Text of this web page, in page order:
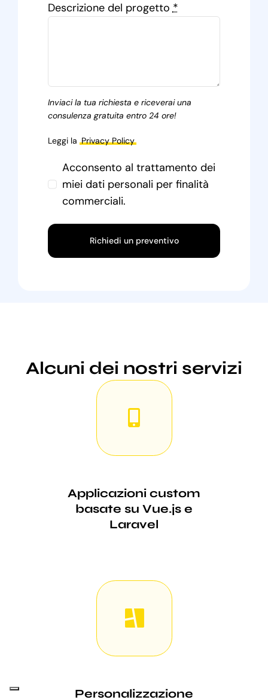
Descrizione del progetto*
Inviaci la tua richiesta e riceverai una
consulenza gratuita entro 24 ore!
Leggi la Privacy Policy
Acconsento al trattamento dei
miei dati personali per finalità
commerciali.
Richiedi un preventivo
Alcuni dei nostri servizi
Applicazioni custom
basate su Vue.js e
Laravel
Personalizzazione